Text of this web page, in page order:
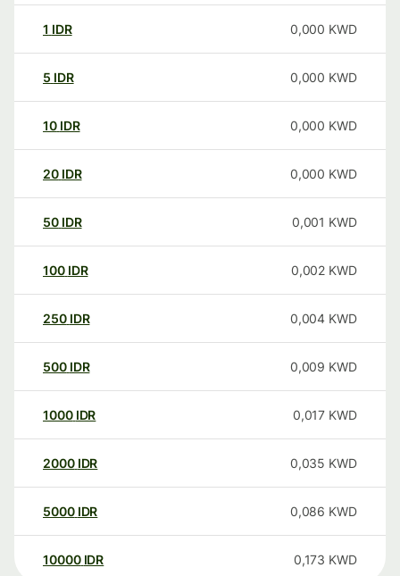
1 IDR 0,000 KWD
5 IDR 0,000 KWD
10 IDR 0,000 KWD
20 IDR 0,000 KWD
50 IDR 0,001 KWD
100 IDR 0,002 KWD
250 IDR 0,004 KWD
500 IDR 0,009 KWD
1000 IDR 0,017 KWD
2000 IDR 0,035 KWD
5000 IDR 0,086 KWD
10000 IDR 0,173 KWD